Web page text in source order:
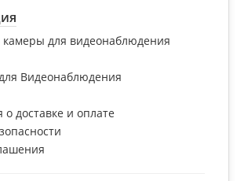
камеры для видеонаблюдения
Видеонаблюдения
доставке и оплате